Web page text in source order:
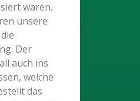
waren.
unsere
Der
auch ins
welche
das